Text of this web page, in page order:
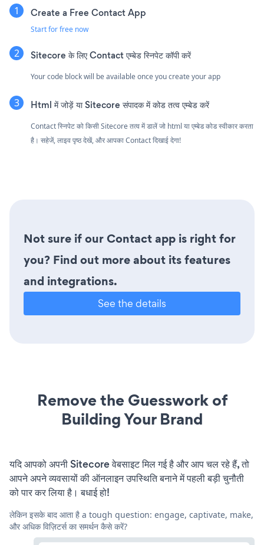
Create a Free Contact App
Start for free now
Sitecore के लिए Contact एम्बेड स्निपेट कॉपी करें
Your code block will be available once you create your app
Html में जोड़ें या Sitecore संपादक में कोड तत्व एम्बेड करें
Contact स्निपेट को किसी Sitecore तत्व में डालें जो html या एम्बेड कोड स्वीकार करता
है। सहेजें, लाइव पृष्ठ देखें, और आपका Contact दिखाई देगा!
Not sure if our Contact app is right for
you? Find out more about its features
and integrations.
See the details
Remove the Guesswork of
Building Your Brand
यदि आपको अपनी Sitecore वेबसाइट मिल गई है और आप चल रहे हैं, तो
आपने अपने व्यवसायों की ऑनलाइन उपस्थिति बनाने में पहली बड़ी चुनौती
को पार कर लिया है। बधाई हो!
लेकिन इसके बाद आता है a tough question: engage, captivate, make,
और अधिक विज़िटर्स का समर्थन कैसे करें?